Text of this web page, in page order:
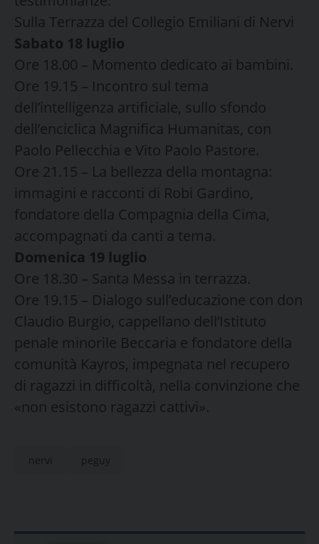
Sulla Terrazza del Collegio Emiliani di Nervi
Sabato 18 luglio
Ore 18.00 – Momento dedicato ai bambini.
Ore 19.15 – Incontro sul tema
dell’intelligenza artificiale, sullo sfondo
dell’enciclica Magnifica Humanitas, con
Paolo Pellecchia e Vito Paolo Pastore.
Ore 21.15 – La bellezza della montagna:
immagini e racconti di Robi Gardino,
fondatore della Compagnia della Cima,
accompagnati da canti a tema.
Domenica 19 luglio
Ore 18.30 – Santa Messa in terrazza.
Ore 19.15 – Dialogo sull’educazione con don
Claudio Burgio, cappellano dell’Istituto
penale minorile Beccaria e fondatore della
comunità Kayros, impegnata nel recupero
di ragazzi in difficoltà, nella convinzione che
«non esistono ragazzi cattivi».
nervi peguy